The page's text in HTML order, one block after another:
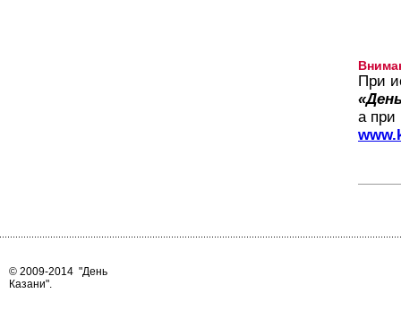
При
а при
© 2009-2014 "День
Казани".